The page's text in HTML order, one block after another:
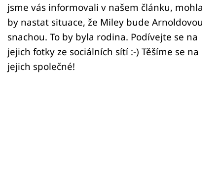
Sledujte nás
jsme vás informovali v našem článku, mohla
by nastat situace, že Miley bude Arnoldovou
snachou. To by byla rodina. Podívejte se na
jejich fotky ze sociálních sítí :-) Těšíme se na
jejich společné!